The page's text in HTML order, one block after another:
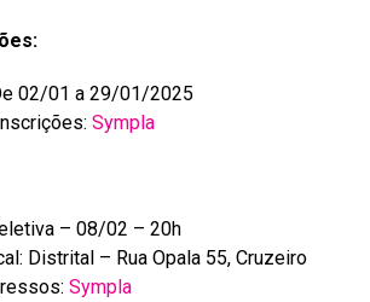
02/01 a 29/01/2025
Sympla
– 08/02 – 20h
Distrital – Rua Opala 55, Cruzeiro
Sympla